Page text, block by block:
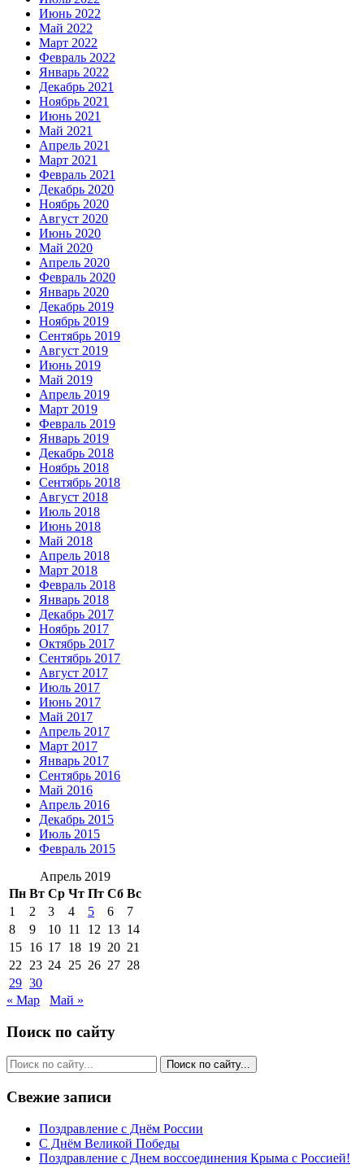
Июнь 2022
Май 2022
Март 2022
Февраль 2022
Январь 2022
Декабрь 2021
Ноябрь 2021
Июнь 2021
Май 2021
Апрель 2021
Март 2021
Февраль 2021
Декабрь 2020
Ноябрь 2020
Август 2020
Июнь 2020
Май 2020
Апрель 2020
Февраль 2020
Январь 2020
Декабрь 2019
Ноябрь 2019
Сентябрь 2019
Август 2019
Июнь 2019
Май 2019
Апрель 2019
Март 2019
Февраль 2019
Январь 2019
Декабрь 2018
Ноябрь 2018
Сентябрь 2018
Август 2018
Июль 2018
Июнь 2018
Май 2018
Апрель 2018
Март 2018
Февраль 2018
Январь 2018
Декабрь 2017
Ноябрь 2017
Октябрь 2017
Сентябрь 2017
Август 2017
Июль 2017
Июнь 2017
Май 2017
Апрель 2017
Март 2017
Январь 2017
Сентябрь 2016
Май 2016
Апрель 2016
Декабрь 2015
Июль 2015
Февраль 2015
Апрель 2019
Пн Вт Ср Чт Пт Сб Вс
1
2 3 4 5 6
7
8
9 10 11 12 13 14
15 16 17 18 19 20 21
22
23 24 25 26 27 28
29 30
« Мар
Май »
Поиск по сайту
Свежие записи
Поздравление с Днём России
С Днём Великой Победы
Поздравление с Днем воссоединения Крыма с Россией!